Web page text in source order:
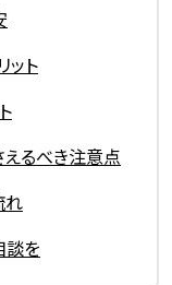
ット
るべき注意点
れ
談を